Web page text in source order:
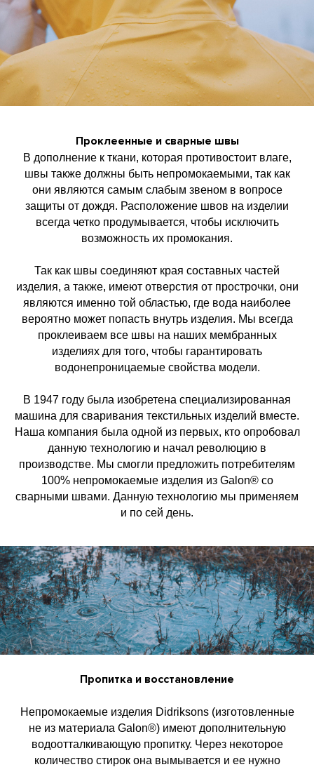
Проклеенные и сварные швы
В дополнение к ткани, которая противостоит влаге,
швы также должны быть непромокаемыми, так как
они являются самым слабым звеном в вопросе
защиты от дождя. Расположение швов на изделии
всегда четко продумывается, чтобы исключить
возможность их промокания.
Так как швы соединяют края составных частей
изделия, а также, имеют отверстия от прострочки, они
являются именно той областью, где вода наиболее
вероятно может попасть внутрь изделия. Мы всегда
проклеиваем все швы на наших мембранных
изделиях для того, чтобы гарантировать
водонепроницаемые свойства модели.
В 1947 году была изобретена специализированная
машина для сваривания текстильных изделий вместе.
Наша компания была одной из первых, кто опробовал
данную технологию и начал революцию в
производстве. Мы смогли предложить потребителям
100% непромокаемые изделия из Galon® со
сварными швами. Данную технологию мы применяем
и по сей день.
Пропитка и восстановление
Непромокаемые изделия Didriksons (изготовленные
не из материала Galon®) имеют дополнительную
водоотталкивающую пропитку. Через некоторое
количество стирок она вымывается и ее нужно